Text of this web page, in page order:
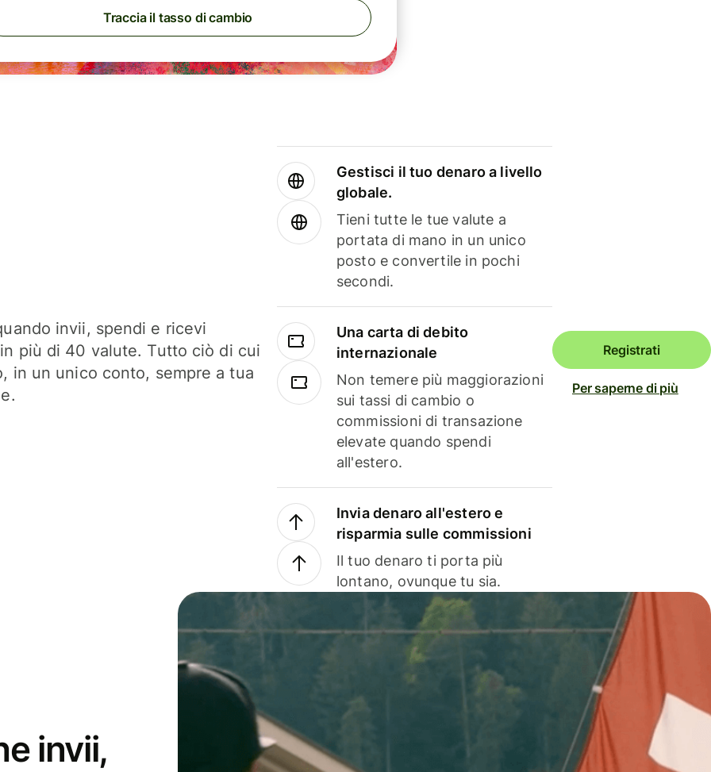
Traccia il tasso di cambio
invii, spendi e ricevi
più di 40 valute. Tutto ciò di cui
in un unico conto, sempre a tua
Gestisci il tuo denaro a livello
globale.
Tieni tutte le tue valute a
portata di mano in un unico
posto e convertile in pochi
secondi.
Una carta di debito
internazionale
Non temere più maggiorazioni
sui tassi di cambio o
commissioni di transazione
elevate quando spendi
all'estero.
Invia denaro all'estero e
risparmia sulle commissioni
Il tuo denaro ti porta più
lontano, ovunque tu sia.
Registrati
Per saperne di più
invii,